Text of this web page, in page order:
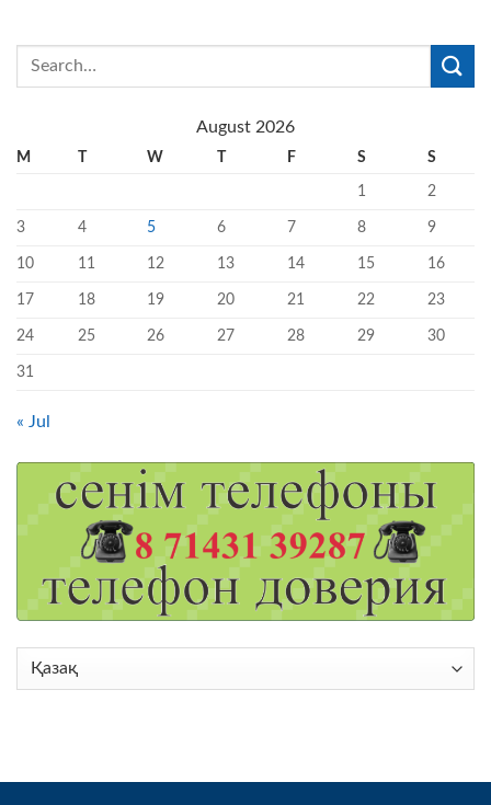
August 2026
M T W T F S S
1 2
3 4 5 6 7 8 9
10 11 12 13 14 15 16
17 18 19 20 21 22 23
24 25 26 27 28 29 30
31
« Jul
Choose